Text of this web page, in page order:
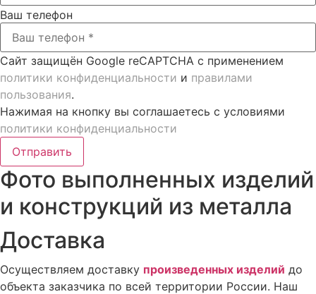
Ваш телефон
Сайт защищён Google reCAPTCHA с применением
политики конфиденциальности и правилами
пользования.
Нажимая на кнопку вы соглашаетесь с условиями
политики конфиденциальности
Отправить
Фото выполненных изделий
и конструкций из металла
Доставка
Осуществляем доставку произведенных изделий до
объекта заказчика по всей территории России. Наш